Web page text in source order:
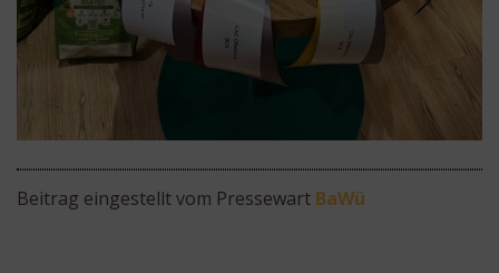
Beitrag eingestellt vom Pressewart BaWü